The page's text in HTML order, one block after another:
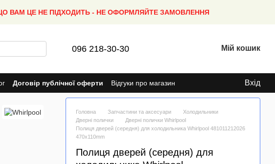
ВАМ ЦЕ НЕ ПІДХОДИТЬ - НЕ ОФОРМЛЯЙТЕ ЗАМОВЛЕННЯ
096 218-30-30 Мій кошик
Договір публічної оферти Відгуки про магазин Вхід
Головна Запчастини та аксесуари
Холодильники
Дверні полички
Дверні полички Whirlpool
Полиця дверей (середня) для холодильника Whirlpool 481011212026
470x110mm
Полиця дверей (середня) для